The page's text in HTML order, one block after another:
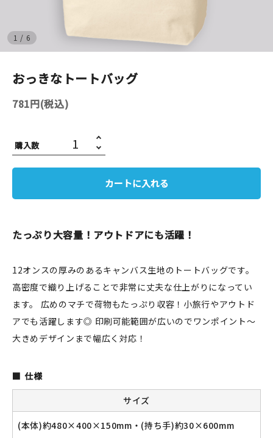
シルクスクリーン
無地素材
紙
はんこ
在庫限り
おすすめ特集
読みもの
ギャラリー
1 / 6
おっきなトートバッグ
781円(税込)
購入数
カートに入れる
たっぷり大容量！アウトドアにも活躍！
12オンスの厚みのあるキャンバス生地のトートバッグです。
高密度で織り上げることで非常に丈夫な仕上がりになってい
ます。 広めのマチで荷物もたっぷり収容！小旅行やアウトド
アでも活躍します◎ 印刷可能範囲が広いのでワンポイント～
大きめデザインまで幅広く対応！
仕様
サイズ
(本体)約480×400×150mm・(持ち手)約30×600mm